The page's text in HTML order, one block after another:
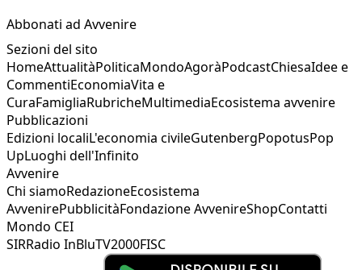
Abbonati ad Avvenire
Sezioni del sito
HomeAttualitàPoliticaMondoAgoràPodcastChiesaIdee e
CommentiEconomiaVita e
CuraFamigliaRubricheMultimediaEcosistema avvenire
Pubblicazioni
Edizioni localiL'economia civileGutenbergPopotusPop
UpLuoghi dell'Infinito
Avvenire
Chi siamoRedazioneEcosistema
AvvenirePubblicitàFondazione AvvenireShopContatti
Mondo CEI
SIRRadio InBluTV2000FISC